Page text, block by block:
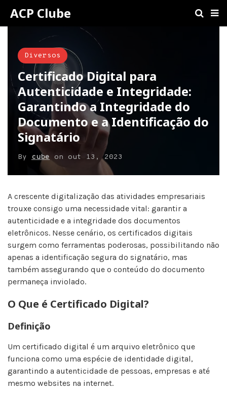
ACP Clube
Diversos
Certificado Digital para
Autenticidade e Integridade:
Garantindo a Integridade do
Documento e a Identificação do
Signatário
By cube on out 13, 2023
A crescente digitalização das atividades empresariais
trouxe consigo uma necessidade vital: garantir a
autenticidade e a integridade dos documentos
eletrônicos. Nesse cenário, os certificados digitais
surgem como ferramentas poderosas, possibilitando não
apenas a identificação segura do signatário, mas
também assegurando que o conteúdo do documento
permaneça inviolado.
O Que é Certificado Digital?
Definição
Um certificado digital é um arquivo eletrônico que
funciona como uma espécie de identidade digital,
garantindo a autenticidade de pessoas, empresas e até
mesmo websites na internet.